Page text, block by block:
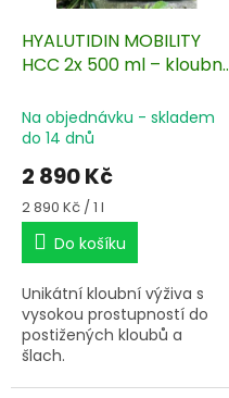
HYALUTIDIN MOBILITY
HCC 2x 500 ml – kloubní
Na objednávku - skladem
do 14 dnů
2 890 Kč
Měrná
cena:
2 890 Kč / 1 l
Do košíku
Unikátní kloubní výživa s
vysokou prostupností do
postižených kloubů a
šlach.